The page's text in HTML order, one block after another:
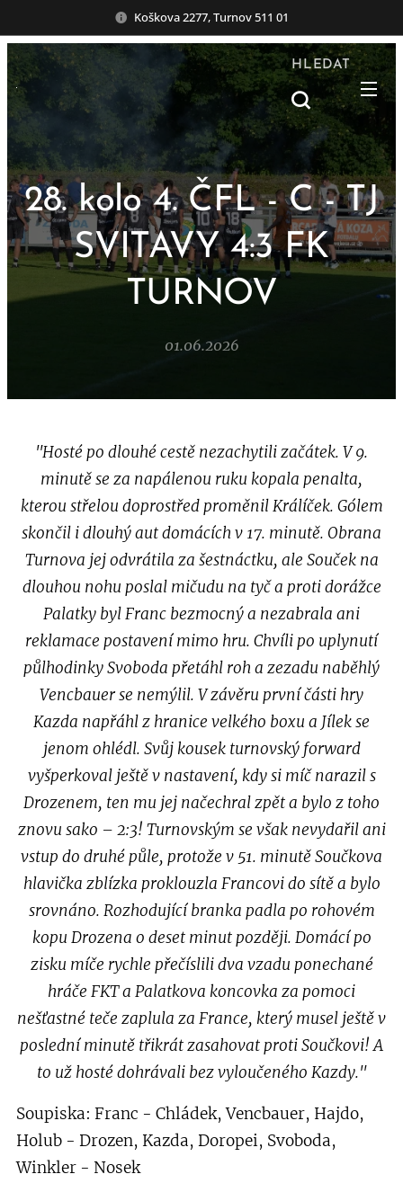
Koškova 2277, Turnov 511 01
HLEDAT
28. kolo 4. ČFL - C - TJ
SVITAVY 4:3 FK
TURNOV
01.06.2026
"Hosté po dlouhé cestě nezachytili začátek. V 9.
minutě se za napálenou ruku kopala penalta,
kterou střelou doprostřed proměnil Králíček. Gólem
skončil i dlouhý aut domácích v 17. minutě. Obrana
Turnova jej odvrátila za šestnáctku, ale Souček na
dlouhou nohu poslal mičudu na tyč a proti dorážce
Palatky byl Franc bezmocný a nezabrala ani
reklamace postavení mimo hru. Chvíli po uplynutí
půlhodinky Svoboda přetáhl roh a zezadu naběhlý
Vencbauer se nemýlil. V závěru první části hry
Kazda napřáhl z hranice velkého boxu a Jílek se
jenom ohlédl. Svůj kousek turnovský forward
vyšperkoval ještě v nastavení, kdy si míč narazil s
Drozenem, ten mu jej načechral zpět a bylo z toho
znovu sako – 2:3! Turnovským se však nevydařil ani
vstup do druhé půle, protože v 51. minutě Součkova
hlavička zblízka proklouzla Francovi do sítě a bylo
srovnáno. Rozhodující branka padla po rohovém
kopu Drozena o deset minut později. Domácí po
zisku míče rychle přečíslili dva vzadu ponechané
hráče FKT a Palatkova koncovka za pomoci
nešťastné teče zaplula za France, který musel ještě v
poslední minutě třikrát zasahovat proti Součkovi! A
to už hosté dohrávali bez vyloučeného Kazdy."
Soupiska: Franc - Chládek, Vencbauer, Hajdo,
Holub - Drozen, Kazda, Doropei, Svoboda,
Winkler - Nosek